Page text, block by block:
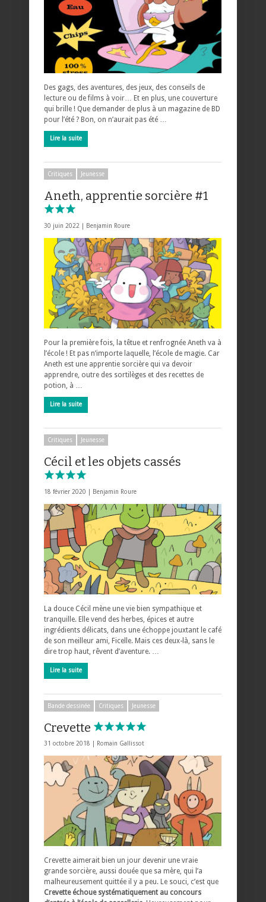
Des gags, des aventures, des jeux, des conseils de
lecture ou de films à voir… Et en plus, une couverture
qui brille ! Que demander de plus à un magazine de BD
pour l’été ? Bon, on n’aurait pas été …
Lire la suite
Critiques Jeunesse
Aneth, apprentie sorcière #1
30 juin 2022 | Benjamin Roure
Pour la première fois, la têtue et renfrognée Aneth va à
l’école ! Et pas n’importe laquelle, l’école de magie. Car
Aneth est une apprentie sorcière qui va devoir
apprendre, outre des sortilèges et des recettes de
potion, à …
Lire la suite
Critiques Jeunesse
Cécil et les objets cassés
18 février 2020 | Benjamin Roure
La douce Cécil mène une vie bien sympathique et
tranquille. Elle vend des herbes, épices et autre
ingrédients délicats, dans une échoppe jouxtant le café
de son meilleur ami, Ficelle. Mais ces deux-là, sans le
dire trop haut, rêvent d’aventure. …
Lire la suite
Bande dessinée Critiques Jeunesse
Crevette
31 octobre 2018 | Romain Gallissot
Crevette aimerait bien un jour devenir une vraie
grande sorcière, aussi douée que sa mère, qui l’a
malheureusement quittée il y a peu. Le souci, c’est que
Crevette échoue systématiquement au concours